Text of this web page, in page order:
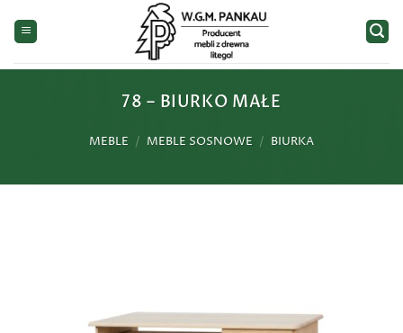
zawartości
78 – BIURKO MAŁE
MEBLE / MEBLE SOSNOWE / BIURKA